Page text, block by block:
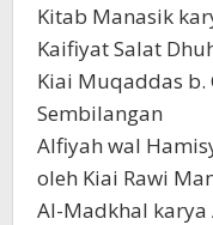
Kitab Manasik
Kaifiyat Salat
Kiai Muqaddas b.
Sembilangan
Alfiyah wal
oleh Kiai Rawi
Al-Madkhal